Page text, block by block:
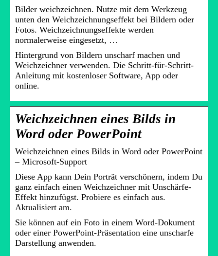
Bilder weichzeichnen. Nutze mit dem Werkzeug
unten den Weichzeichnungseffekt bei Bildern oder
Fotos. Weichzeichnungseffekte werden
normalerweise eingesetzt, …
Hintergrund von Bildern unscharf machen und
Weichzeichner verwenden. Die Schritt-für-Schritt-
Anleitung mit kostenloser Software, App oder
online.
Weichzeichnen eines Bilds in
Word oder PowerPoint
Weichzeichnen eines Bilds in Word oder PowerPoint
– Microsoft-Support
Diese App kann Dein Porträt verschönern, indem Du
ganz einfach einen Weichzeichner mit Unschärfe-
Effekt hinzufügst. Probiere es einfach aus.
Aktualisiert am.
Sie können auf ein Foto in einem Word-Dokument
oder einer PowerPoint-Präsentation eine unscharfe
Darstellung anwenden.